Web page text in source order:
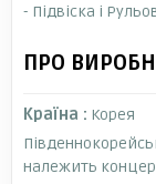
- Підвіска і
ПРО
Країна : Корея
належить